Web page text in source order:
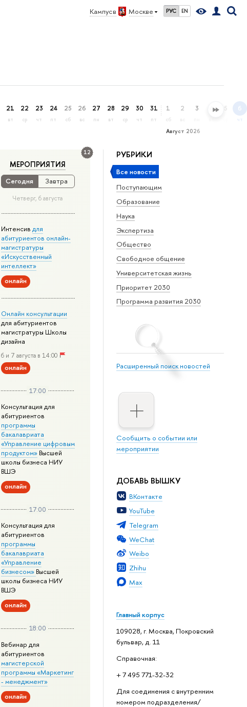
Кампус в Москве РУС EN
21
вт
22
ср
23
чт
24
пт
25
сб
26
вс
27
пн
28
вт
29
ср
30
чт
31
пт
Август 2026
1
сб
2 3 4 5 6
чт
РУБРИКИ
Все новости
Поступающим
Образование
Наука
Экспертиза
Общество
Свободное общение
Университетская жизнь
Приоритет 2030
Программа развития 2030
Расширенный поиск новостей
Сообщить о событии или
мероприятии
ДОБАВЬ ВЫШКУ
ВКонтакте
YouTube
Telegram
WeChat
Weibo
Zhihu
Max
Главный корпус
109028, г. Москва, Покровский
бульвар, д. 11
Справочная:
+ 7 495 771-32-32
Для соединения с внутренним
номером подразделения/
12
МЕРОПРИЯТИЯ
Сегодня Завтра
Четверг, 6 августа
Интенсив для
абитуриентов онлайн-
магистратуры
«Искусственный
интеллект»
онлайн
Онлайн консультации
для абитуриентов
магистратуры Школы
дизайна
6 и 7 августа в 14:00
онлайн
17:00
Консультация для
абитуриентов
программы
бакалавриата
«Управление цифровым
продуктом»Высшей
школы бизнеса НИУ
ВШЭ
онлайн
17:00
Консультация для
абитуриентов
программы
бакалавриата
«Управление
бизнесом» Высшей
школы бизнеса НИУ
ВШЭ
онлайн
18:00
Вебинар для
абитуриентов
магистерской
программы «Маркетинг
- менеджмент»
онлайн